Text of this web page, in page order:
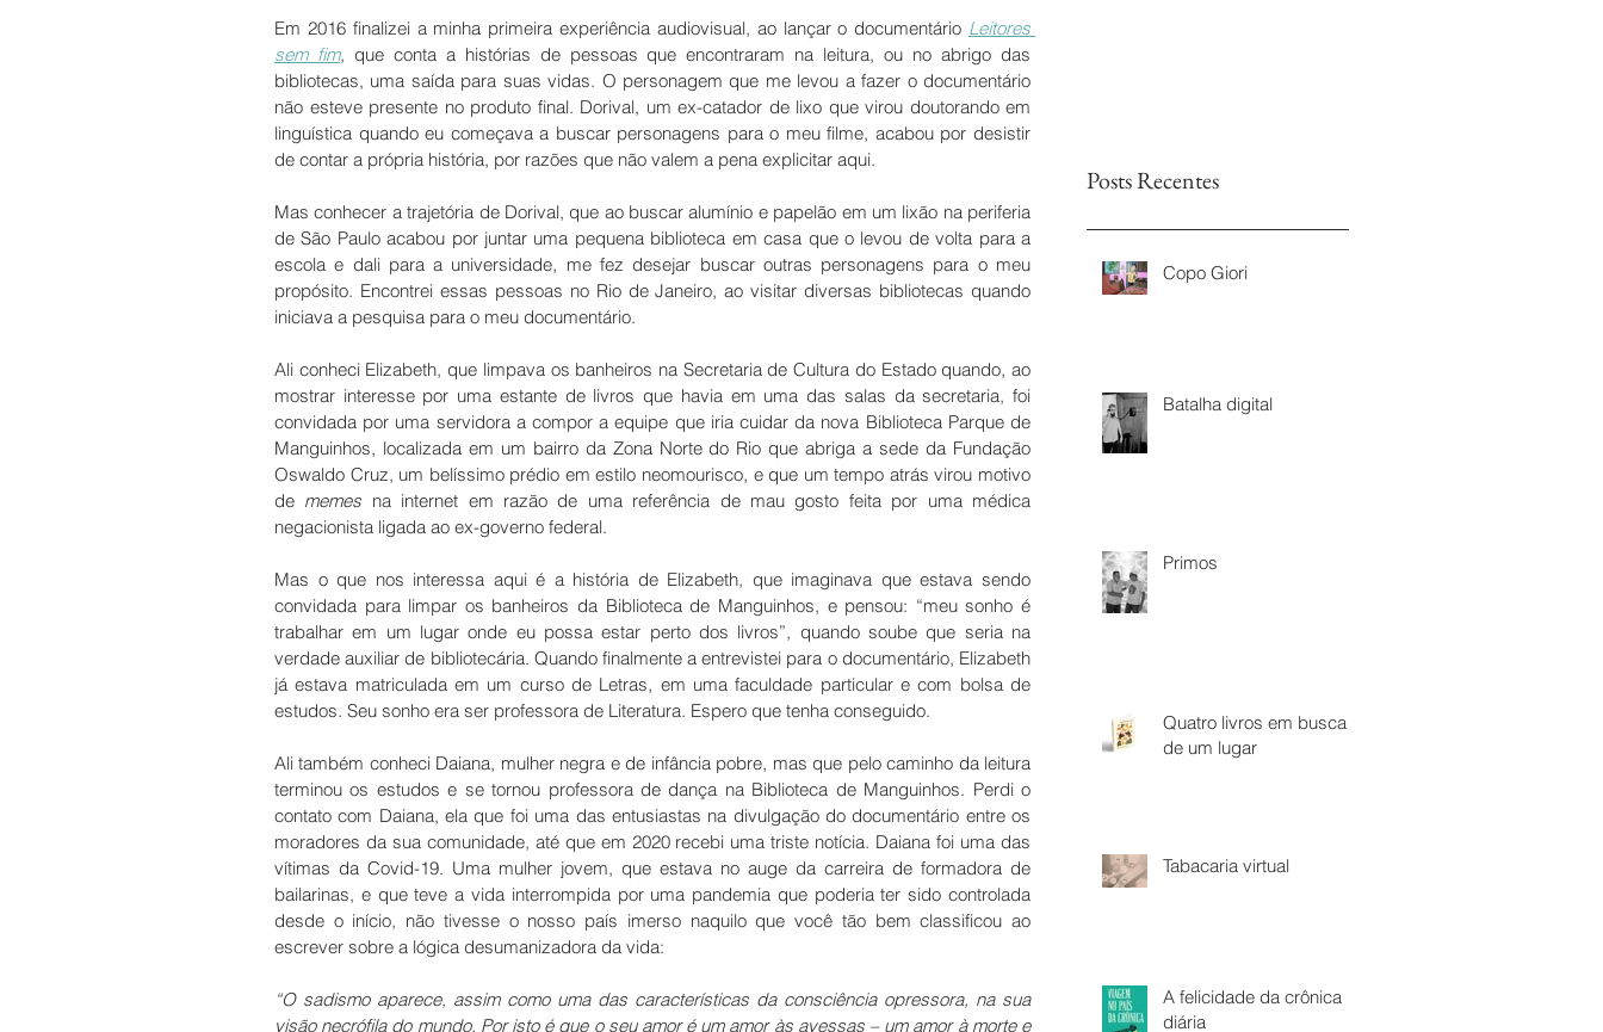
Em 2016 finalizei a minha primeira experiência audiovisual, ao lançar o documentário Leitores
sem fim, que conta a histórias de pessoas que encontraram na leitura, ou no abrigo das
bibliotecas, uma saída para suas vidas. O personagem que me levou a fazer o documentário
não esteve presente no produto final. Dorival, um ex-catador de lixo que virou doutorando em
linguística quando eu começava a buscar personagens para o meu filme, acabou por desistir
de contar a própria história, por razões que não valem a pena explicitar aqui.
Mas conhecer a trajetória de Dorival, que ao buscar alumínio e papelão em um lixão na periferia
de São Paulo acabou por juntar uma pequena biblioteca em casa que o levou de volta para a
escola e dali para a universidade, me fez desejar buscar outras personagens para o meu
propósito. Encontrei essas pessoas no Rio de Janeiro, ao visitar diversas bibliotecas quando
iniciava a pesquisa para o meu documentário.
Ali conheci Elizabeth, que limpava os banheiros na Secretaria de Cultura do Estado quando, ao
mostrar interesse por uma estante de livros que havia em uma das salas da secretaria, foi
convidada por uma servidora a compor a equipe que iria cuidar da nova Biblioteca Parque de
Manguinhos, localizada em um bairro da Zona Norte do Rio que abriga a sede da Fundação
Oswaldo Cruz, um belíssimo prédio em estilo neomourisco, e que um tempo atrás virou motivo
de memes na internet em razão de uma referência de mau gosto feita por uma médica
negacionista ligada ao ex-governo federal.
Mas o que nos interessa aqui é a história de Elizabeth, que imaginava que estava sendo
convidada para limpar os banheiros da Biblioteca de Manguinhos, e pensou: “meu sonho é
trabalhar em um lugar onde eu possa estar perto dos livros”, quando soube que seria na
verdade auxiliar de bibliotecária. Quando finalmente a entrevistei para o documentário, Elizabeth
já estava matriculada em um curso de Letras, em uma faculdade particular e com bolsa de
estudos. Seu sonho era ser professora de Literatura. Espero que tenha conseguido.
Ali também conheci Daiana, mulher negra e de infância pobre, mas que pelo caminho da leitura
terminou os estudos e se tornou professora de dança na Biblioteca de Manguinhos. Perdi o
contato com Daiana, ela que foi uma das entusiastas na divulgação do documentário entre os
moradores da sua comunidade, até que em 2020 recebi uma triste notícia. Daiana foi uma das
vítimas da Covid-19. Uma mulher jovem, que estava no auge da carreira de formadora de
bailarinas, e que teve a vida interrompida por uma pandemia que poderia ter sido controlada
desde o início, não tivesse o nosso país imerso naquilo que você tão bem classificou ao
escrever sobre a lógica desumanizadora da vida:
“O sadismo aparece, assim como uma das características da consciência opressora, na sua
visão necrófila do mundo. Por isto é que o seu amor é um amor às avessas – um amor à morte e
Posts Recentes
Copo Giori
Batalha digital
Primos
Quatro livros em busca
de um lugar
Tabacaria virtual
A felicidade da crônica
diária